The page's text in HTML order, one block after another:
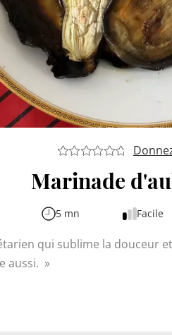
Marinade
5 mn Facile
qui sublime la douceur
aussi.